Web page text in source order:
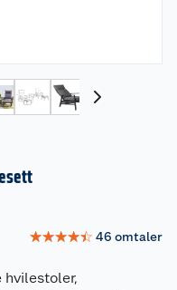
☆☆☆☆☆ 46 omtaler
hvilestoler,